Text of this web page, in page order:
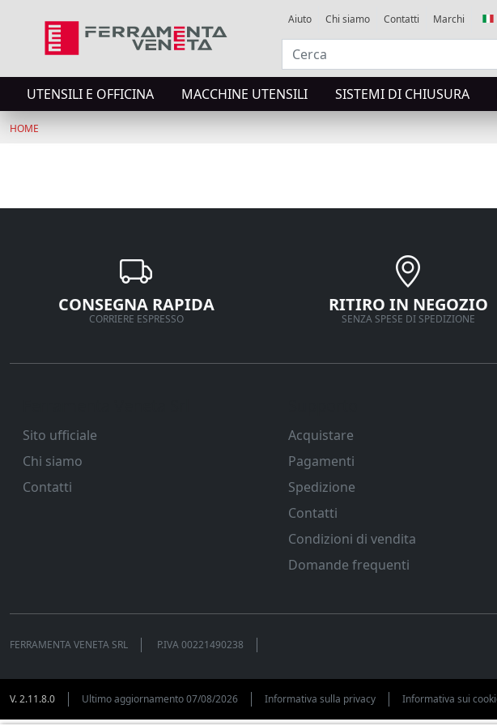
Aiuto Chi siamo Contatti Marchi
UTENSILI E OFFICINA MACCHINE UTENSILI SISTEMI DI CHIUSURA
HOME
CONSEGNA RAPIDA
CORRIERE ESPRESSO
RITIRO IN NEGOZIO
SENZA SPESE DI SPEDIZIONE
Sito ufficiale
Chi siamo
Contatti
Acquistare
Pagamenti
Spedizione
Contatti
Condizioni di vendita
Domande frequenti
FERRAMENTA VENETA SRL P.IVA00221490238
V. 2.11.8.0 Ultimo aggiornamento 07/08/2026 Informativa sulla privacy Informativa sui